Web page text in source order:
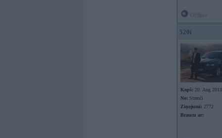
520i
Kopš: 20. Aug 2013
No: Strenči
Ziņojumi: 2772
Braucu ar: